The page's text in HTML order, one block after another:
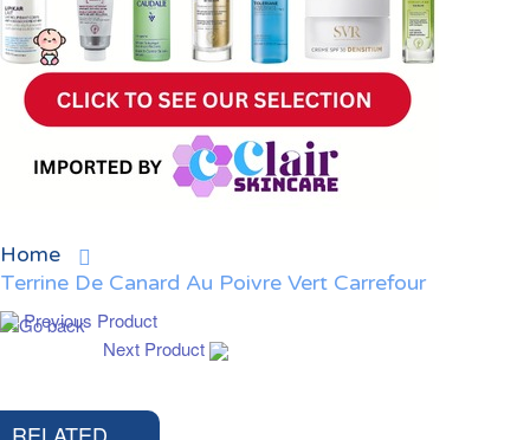
Home
Terrine De Canard Au Poivre Vert Carrefour
Previous Product
Next Product